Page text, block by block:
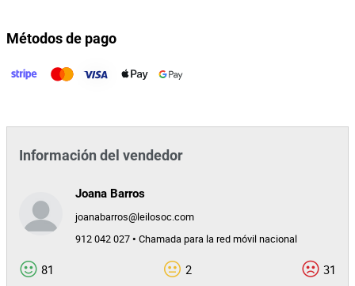
Métodos de pago
Información del vendedor
Joana Barros
joanabarros@leilosoc.com
912 042 027 • Chamada para la red móvil nacional
81 2 31